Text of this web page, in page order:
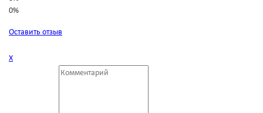
0%
Оставить отзыв
Х